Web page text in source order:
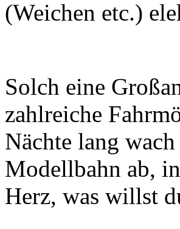
(Weichen etc.)
Solch eine
zahlreiche
Nächte lang
Modellbahn ab,
Herz, was willst